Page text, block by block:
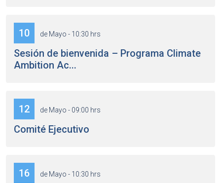
10 de Mayo - 10:30 hrs
Sesión de bienvenida – Programa Climate
Ambition Ac...
12 de Mayo - 09:00 hrs
Comité Ejecutivo
16 de Mayo - 10:30 hrs